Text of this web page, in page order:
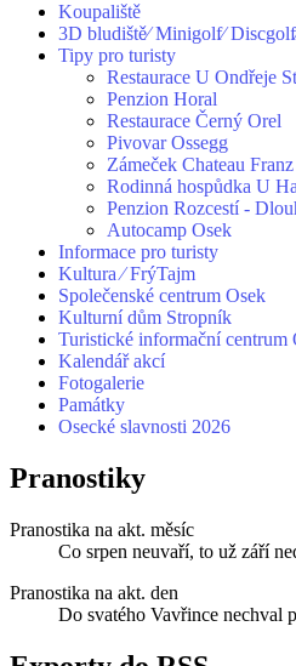
Koupaliště
3D bludiště⁄ Minigolf⁄
Tipy pro turisty
Restaurace U Ondřeje
Penzion Horal
Restaurace Černý Orel
Pivovar Ossegg
Zámeček Chateau Franz
Rodinná hospůdka U
Penzion Rozcestí -
Autocamp Osek
Informace pro turisty
Kultura ⁄ FrýTajm
Společenské centrum Osek
Kulturní dům Stropník
Turistické informační centrum
Kalendář akcí
Fotogalerie
Památky
Osecké slavnosti 2026
Pranostiky
Pranostika na akt. měsíc
Co srpen neuvaří, to už září
Pranostika na akt. den
Do svatého Vavřince nechval